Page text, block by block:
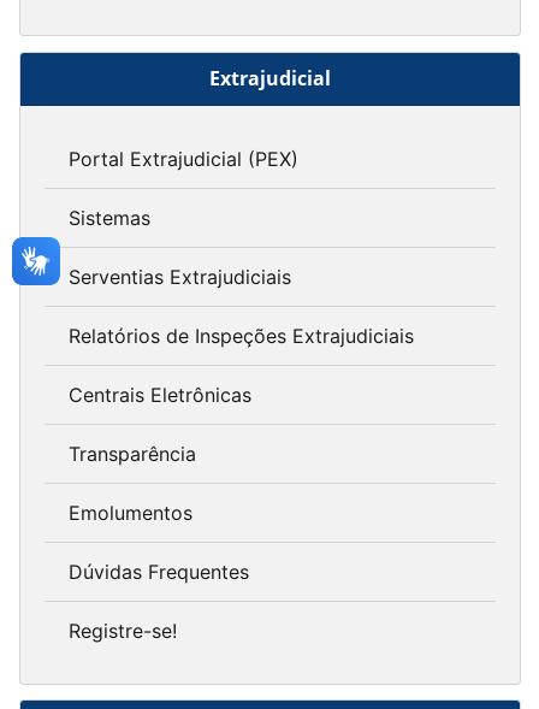
Extrajudicial
Portal Extrajudicial (PEX)
Sistemas
Serventias Extrajudiciais
Relatórios de Inspeções Extrajudiciais
Centrais Eletrônicas
Transparência
Emolumentos
Dúvidas Frequentes
Registre-se!